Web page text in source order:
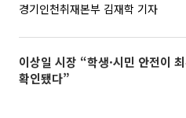
경기인천취재본부 김재학 기자
이상일 시장 “학생·시민 안전이
확인됐다”